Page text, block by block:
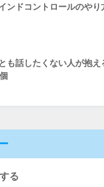
ンドコントロールのや
も話したくない人が抱え
る